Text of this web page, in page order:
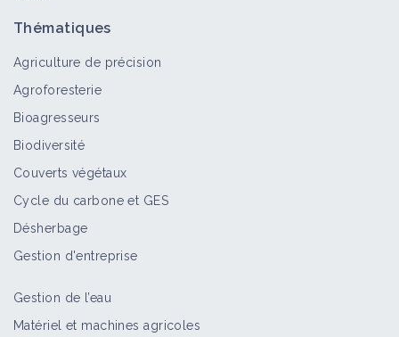
Thématiques
Agriculture de précision
Agroforesterie
Bioagresseurs
Biodiversité
Couverts végétaux
Cycle du carbone et GES
Désherbage
Gestion d'entreprise
Gestion de l’eau
Matériel et machines agricoles